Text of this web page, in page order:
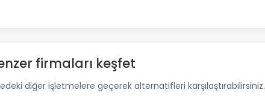
firmaları keşfet
diğer işletmelere geçerek alternatifleri karşılaştırabilirsiniz.